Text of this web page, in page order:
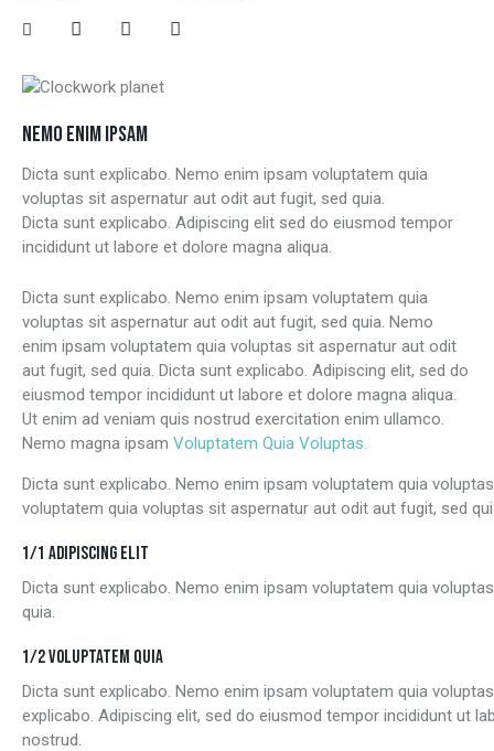
NEMO ENIM IPSAM
Dicta sunt explicabo. Nemo enim ipsam voluptatem quia
voluptas sit aspernatur aut odit aut fugit, sed quia.
Dicta sunt explicabo. Adipiscing elit sed do eiusmod tempor
incididunt ut labore et dolore magna aliqua.
Dicta sunt explicabo. Nemo enim ipsam voluptatem quia
voluptas sit aspernatur aut odit aut fugit, sed quia. Nemo
enim ipsam voluptatem quia voluptas sit aspernatur aut odit
aut fugit, sed quia. Dicta sunt explicabo. Adipiscing elit, sed do
eiusmod tempor incididunt ut labore et dolore magna aliqua.
Ut enim ad veniam quis nostrud exercitation enim ullamco.
Nemo magna ipsam Voluptatem Quia Voluptas.
Dicta sunt explicabo. Nemo enim ipsam voluptatem quia
voluptatem quia voluptas sit aspernatur aut odit aut fugit, sed
1/1 ADIPISCING ELIT
Dicta sunt explicabo. Nemo enim ipsam voluptatem quia
quia.
1/2 VOLUPTATEM QUIA
Dicta sunt explicabo. Nemo enim ipsam voluptatem quia
explicabo. Adipiscing elit, sed do eiusmod tempor incididunt ut
nostrud.